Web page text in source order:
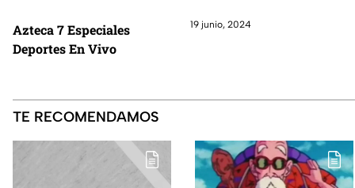
Azteca 7 Especiales
Deportes En Vivo
19 junio, 2024
TE RECOMENDAMOS